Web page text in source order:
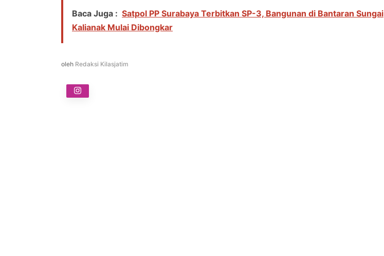
Baca Juga : Satpol PP Surabaya Terbitkan SP-3, Bangunan di Bantaran Sungai
Kalianak Mulai Dibongkar
oleh Redaksi Kilasjatim